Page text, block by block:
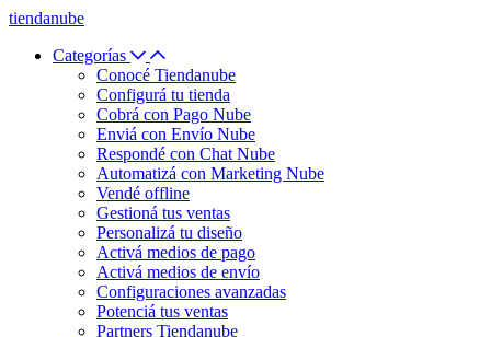
tiendanube
Categorías
Conocé Tiendanube
Configurá tu tienda
Cobrá con Pago Nube
Enviá con Envío Nube
Respondé con Chat Nube
Automatizá con Marketing Nube
Vendé offline
Gestioná tus ventas
Personalizá tu diseño
Activá medios de pago
Activá medios de envío
Configuraciones avanzadas
Potenciá tus ventas
Partners Tiendanube